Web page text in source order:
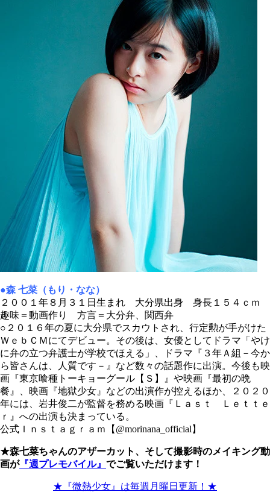
●森 七菜（もり・なな）
２００１年８月３１日生まれ 大分県出身 身長１５４ｃｍ
趣味＝動画作り 方言＝大分弁、関西弁
○２０１６年の夏に大分県でスカウトされ、行定勲が手がけた
ＷｅｂＣＭにてデビュー。その後は、女優としてドラマ「やけ
に弁の立つ弁護士が学校でほえる」、ドラマ『３年Ａ組－今か
ら皆さんは、人質です－』など数々の話題作に出演。今後も映
画『東京喰種トーキョーグール【Ｓ】』や映画『最初の晩
餐』、映画『地獄少女』などの出演作が控えるほか、２０２０
年には、岩井俊二が監督を務める映画『Ｌａｓｔ Ｌｅｔｔｅ
ｒ』への出演も決まっている。
公式Ｉｎｓｔａｇｒａｍ【@morinana_official】
★森七菜ちゃんのアザーカット、そして撮影時のメイキング動
画が『週プレモバイル』 でご覧いただけます！
★『微熱少女』は毎週月曜日更新！★